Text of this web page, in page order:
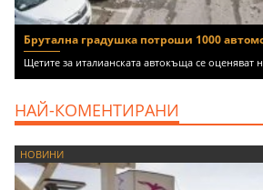
Брутална градушка потроши 1000
Щетите за италианската автокъща се оценяват
НАЙ-КОМЕНТИРАНИ
НОВИНИ